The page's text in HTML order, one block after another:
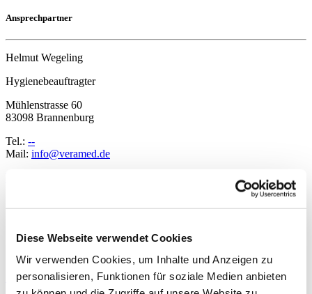
Diese Webseite verwendet Cookies
Wir verwenden Cookies, um Inhalte und Anzeigen zu
personalisieren, Funktionen für soziale Medien anbieten
Ansprechpartner
Helmut Wegeling
Hygienebeauftragter
Mühlenstrasse 60
83098 Brannenburg
Tel.: --
Mail: ed.demarev@ofni
siehe unter
Ärztinnen
Hygienebeauftragte in der Pflege
1
Hygienestandard ZVK und weitere Maßnahmen